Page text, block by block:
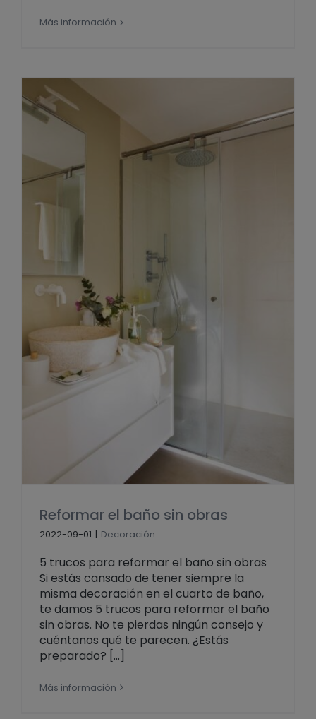
Más información
Reformar el baño sin obras
2022-09-01 | Decoración
5 trucos para reformar el baño sin obras
Si estás cansado de tener siempre la
misma decoración en el cuarto de baño,
te damos 5 trucos para reformar el baño
sin obras. No te pierdas ningún consejo y
cuéntanos qué te parecen. ¿Estás
preparado? [...]
Más información